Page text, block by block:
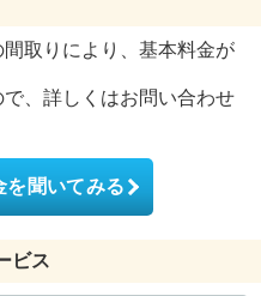
取りにより、基本料金が
、詳しくはお問い合わせ
を聞いてみる
ビス